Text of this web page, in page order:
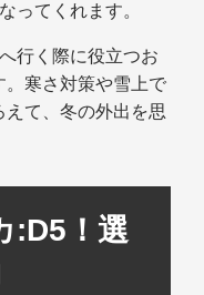
ってくれます。
行く際に役立つお
。寒さ対策や雪上で
て、冬の外出を思
:D5！選